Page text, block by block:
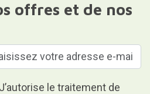
offres et de nos
J’autorise le traitement de